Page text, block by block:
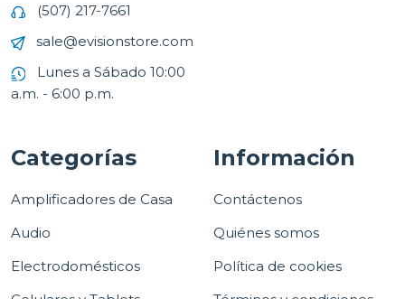
(507) 217-7661
sale@evisionstore.com
Lunes a Sábado 10:00
a.m. - 6:00 p.m.
Categorías
Amplificadores de Casa
Audio
Electrodomésticos
Información
Contáctenos
Quiénes somos
Política de cookies